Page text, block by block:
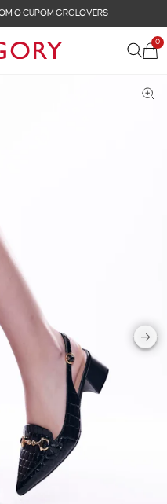
O CUPOM GRGLOVERS
0